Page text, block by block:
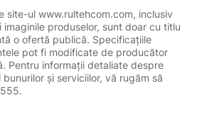
site-ul www.rultehcom.com, inclusiv
produselor, sunt doar cu titlu
o ofertă publică. Specificațiile
pot fi modificate de producător
Pentru informații detaliate despre
și serviciilor, vă rugăm să